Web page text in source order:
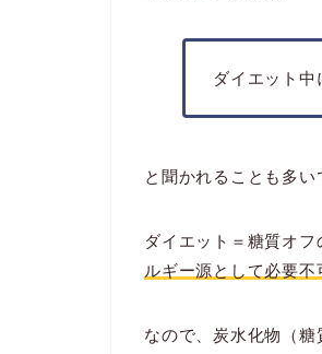
ダイエット中
と聞かれることも多い
ダイエット＝糖質オ
ルギー源として必要不
なので、炭水化物（糖